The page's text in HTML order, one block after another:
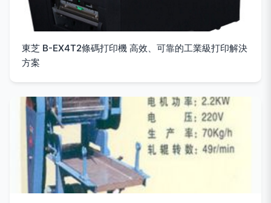
東芝 B-EX4T2條碼打印機 高效、可靠的工業級打印解決
方案